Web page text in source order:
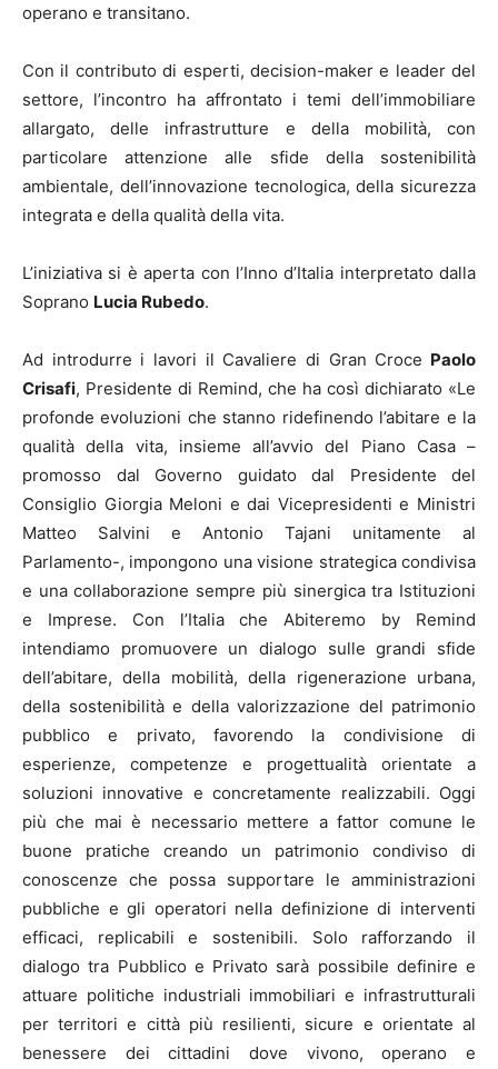
operano e transitano.
Con il contributo di esperti, decision-maker e leader del
settore, l’incontro ha affrontato i temi dell’immobiliare
allargato, delle infrastrutture e della mobilità, con
particolare attenzione alle sfide della sostenibilità
ambientale, dell’innovazione tecnologica, della sicurezza
integrata e della qualità della vita.
L’iniziativa si è aperta con l’Inno d’Italia interpretato dalla
Soprano Lucia Rubedo.
Ad introdurre i lavori il Cavaliere di Gran Croce Paolo
Crisafi, Presidente di Remind, che ha così dichiarato «Le
profonde evoluzioni che stanno ridefinendo l’abitare e la
qualità della vita, insieme all’avvio del Piano Casa –
promosso dal Governo guidato dal Presidente del
Consiglio Giorgia Meloni e dai Vicepresidenti e Ministri
Matteo Salvini e Antonio Tajani unitamente al
Parlamento-, impongono una visione strategica condivisa
e una collaborazione sempre più sinergica tra Istituzioni
e Imprese. Con l’Italia che Abiteremo by Remind
intendiamo promuovere un dialogo sulle grandi sfide
dell’abitare, della mobilità, della rigenerazione urbana,
della sostenibilità e della valorizzazione del patrimonio
pubblico e privato, favorendo la condivisione di
esperienze, competenze e progettualità orientate a
soluzioni innovative e concretamente realizzabili. Oggi
più che mai è necessario mettere a fattor comune le
buone pratiche creando un patrimonio condiviso di
conoscenze che possa supportare le amministrazioni
pubbliche e gli operatori nella definizione di interventi
efficaci, replicabili e sostenibili. Solo rafforzando il
dialogo tra Pubblico e Privato sarà possibile definire e
attuare politiche industriali immobiliari e infrastrutturali
per territori e città più resilienti, sicure e orientate al
benessere dei cittadini dove vivono, operano e